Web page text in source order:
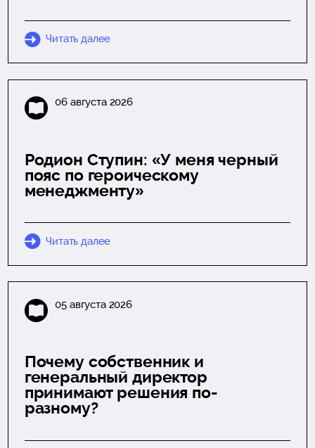
Читать далее
06 августа 2026
Родион Ступин: «У меня черный
пояс по героическому
менеджменту»
Читать далее
05 августа 2026
Почему собственник и
генеральный директор
принимают решения по-
разному?